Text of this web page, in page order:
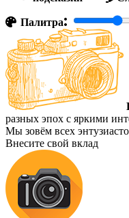
Палитра:
разных эпох с яркими
Мы зовём всех
Внесите свой вклад